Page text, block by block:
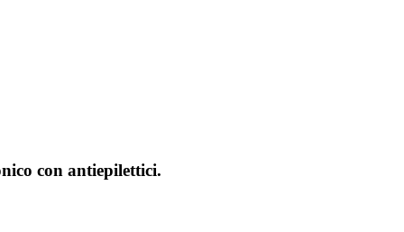
con antiepilettici.